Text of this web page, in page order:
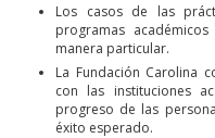
Los casos de las
programas
manera particular.
La Fundación Carolina
con las instituciones
progreso de las
éxito esperado.